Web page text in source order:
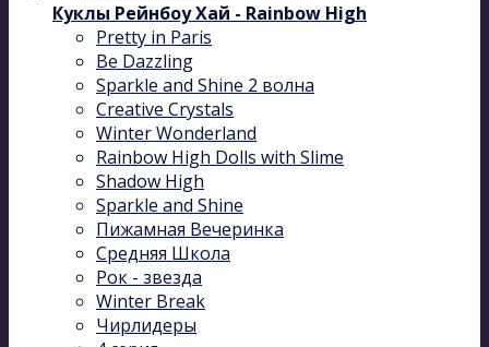
Куклы Рейнбоу Хай - Rainbow High
Pretty in Paris
Be Dazzling
Sparkle and Shine 2 волна
Сreative Сrystals
Winter Wonderland
Rainbow High Dolls with Slime
Shadow High
Sparkle and Shine
Пижамная Вечеринка
Средняя Школа
Рок - звезда
Winter Break
Чирлидеры